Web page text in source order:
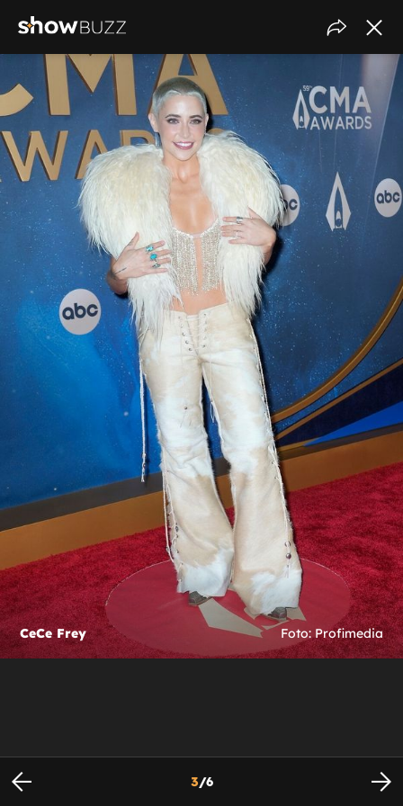
CeCe Frey Foto: Profimedia
3/6